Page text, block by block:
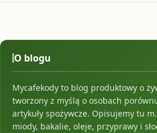
O blogu
Mycafekody to blog produktowy o
tworzony z myślą o osobach
artykuły spożywcze. Opisujemy tu
miody, bakalie, oleje, przyprawy i